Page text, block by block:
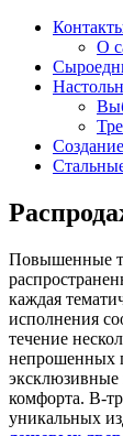
О
Повышенные
каждая
исполнения
течение
непрошенных
эксклюзивные
комфорта. В-
уникальных